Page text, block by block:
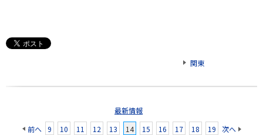
関東
最新情報
前へ
9 10 11 12 13 14 15 16 17 18 19 次へ